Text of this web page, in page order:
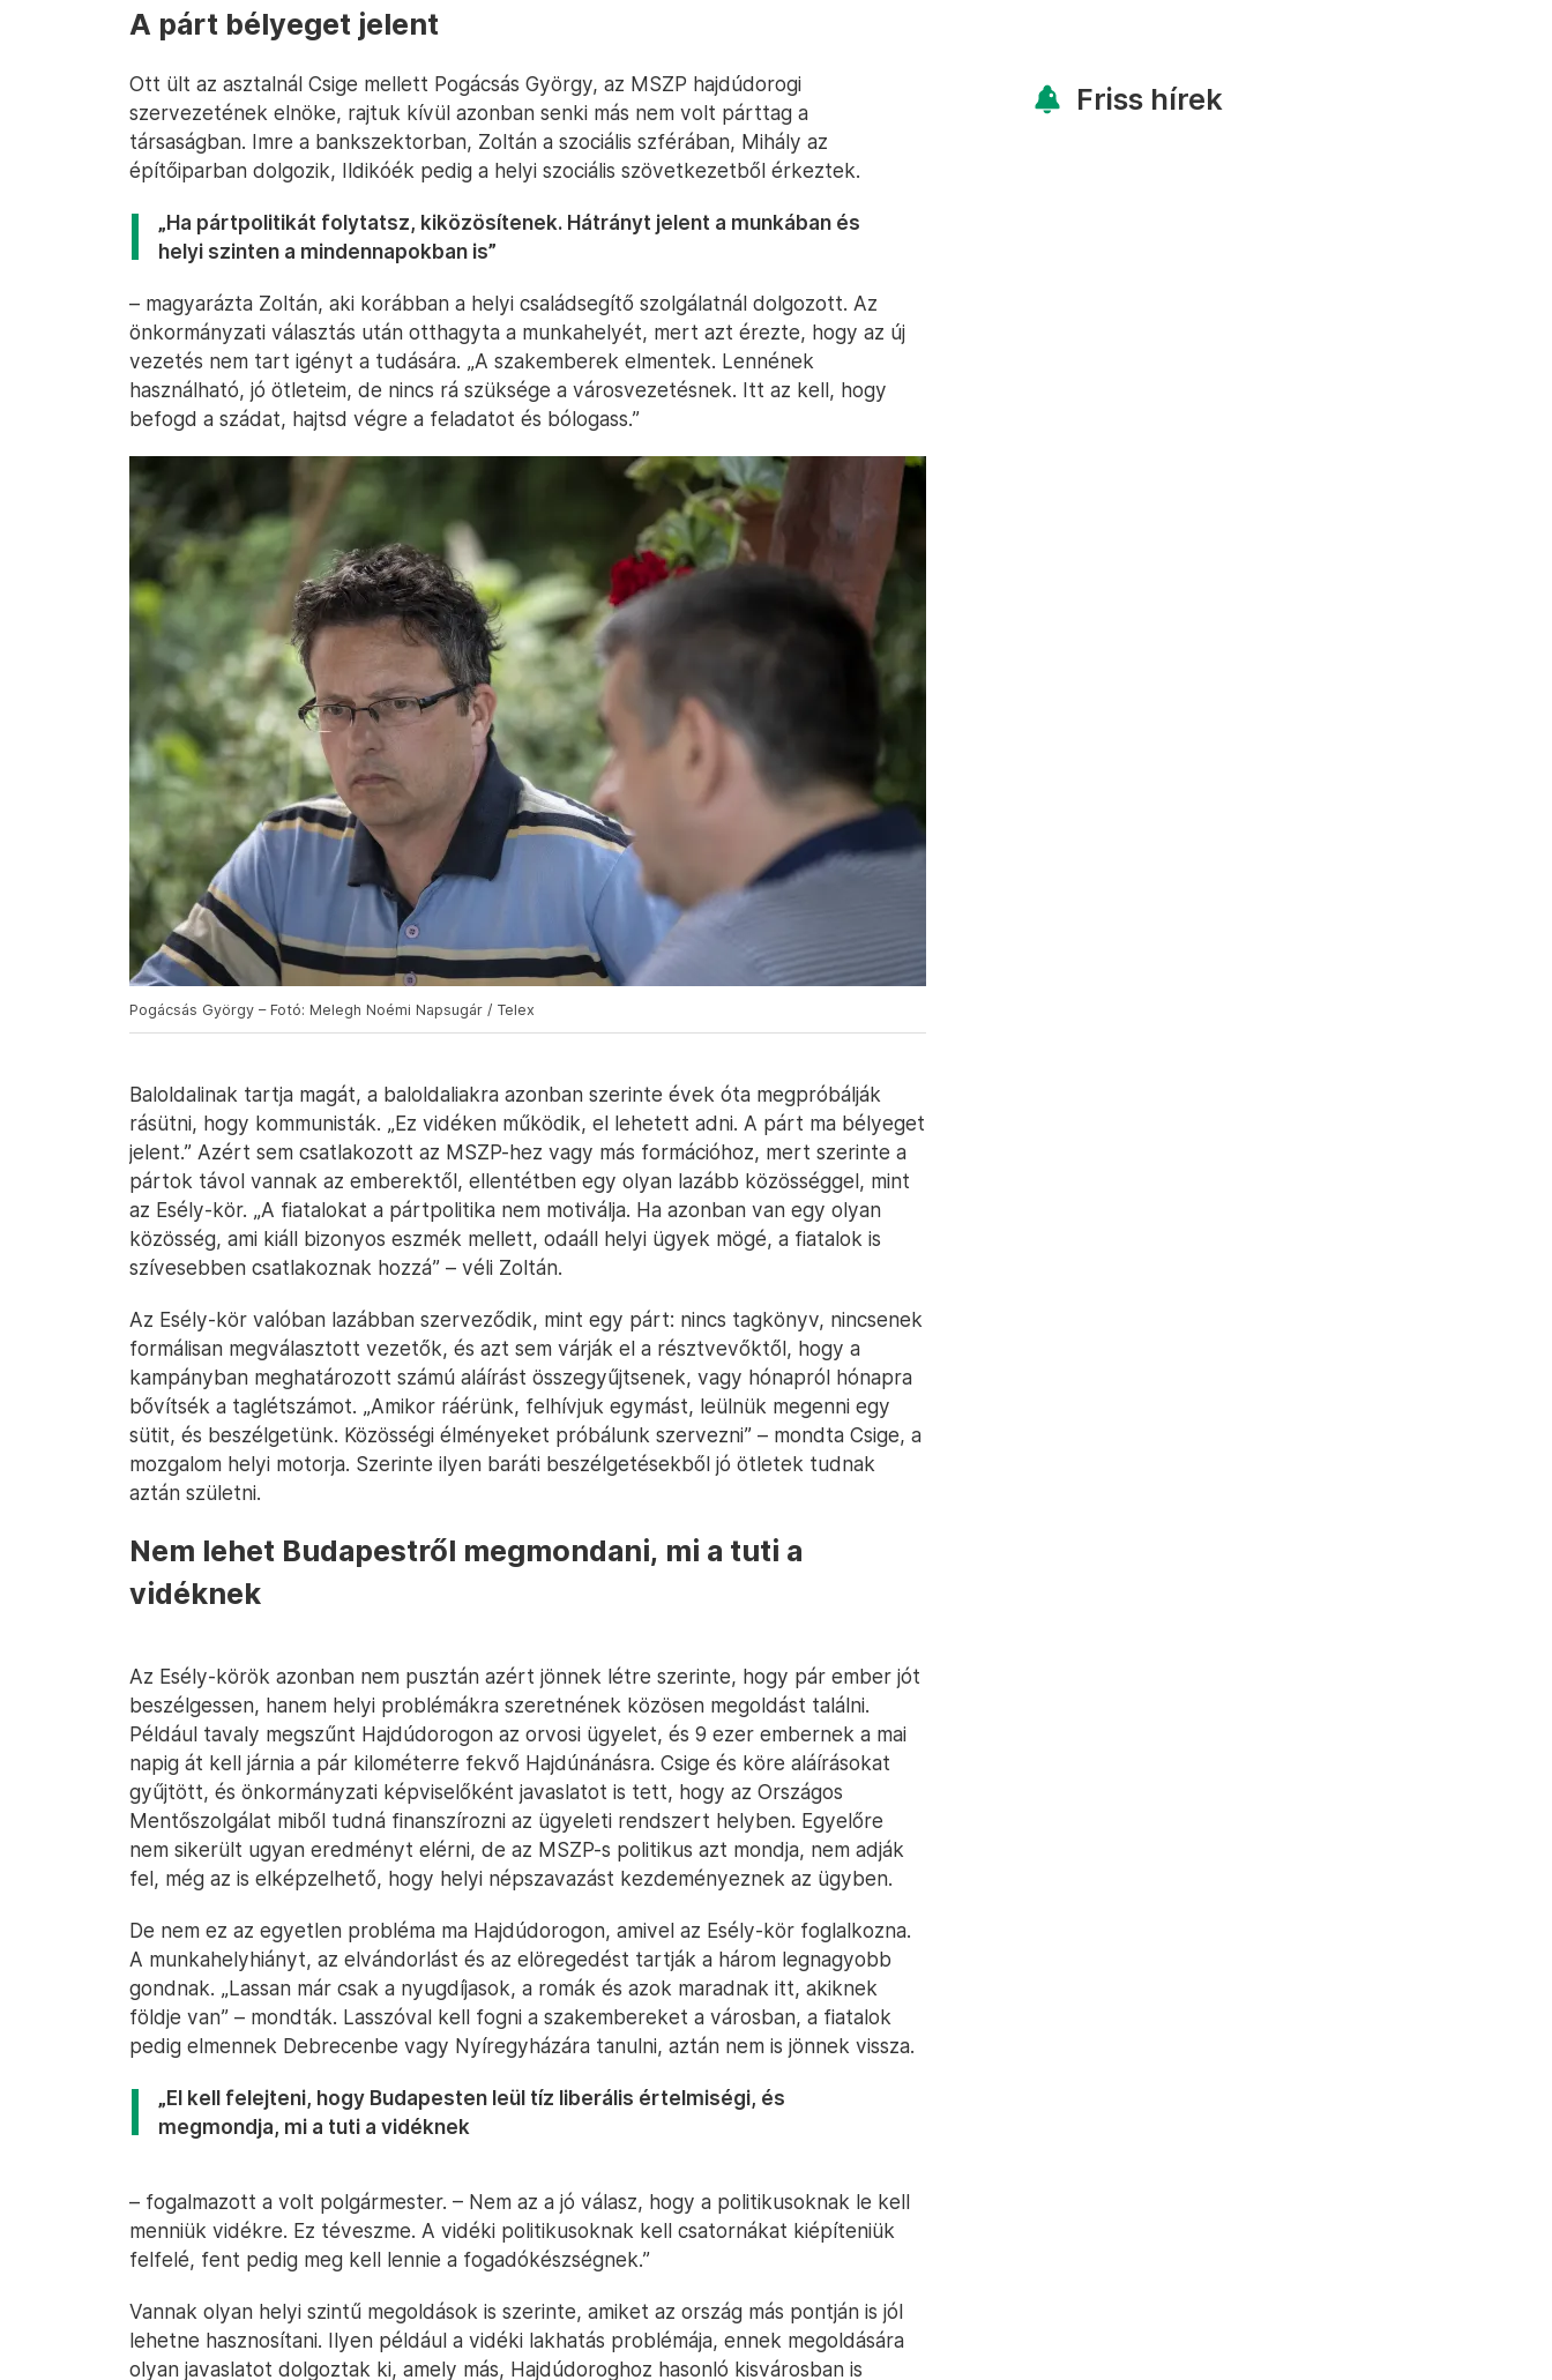
A párt bélyeget jelent
Ott ült az asztalnál Csige mellett Pogácsás György, az MSZP hajdúdorogi
szervezetének elnöke, rajtuk kívül azonban senki más nem volt párttag a
társaságban. Imre a bankszektorban, Zoltán a szociális szférában, Mihály az
építőiparban dolgozik, Ildikóék pedig a helyi szociális szövetkezetből érkeztek.
„Ha pártpolitikát folytatsz, kiközösítenek. Hátrányt jelent a munkában és
helyi szinten a mindennapokban is”
– magyarázta Zoltán, aki korábban a helyi családsegítő szolgálatnál dolgozott. Az
önkormányzati választás után otthagyta a munkahelyét, mert azt érezte, hogy az új
vezetés nem tart igényt a tudására. „A szakemberek elmentek. Lennének
használható, jó ötleteim, de nincs rá szüksége a városvezetésnek. Itt az kell, hogy
befogd a szádat, hajtsd végre a feladatot és bólogass.”
Pogácsás György – Fotó: Melegh Noémi Napsugár / Telex
Baloldalinak tartja magát, a baloldaliakra azonban szerinte évek óta megpróbálják
rásütni, hogy kommunisták. „Ez vidéken működik, el lehetett adni. A párt ma bélyeget
jelent.” Azért sem csatlakozott az MSZP-hez vagy más formációhoz, mert szerinte a
pártok távol vannak az emberektől, ellentétben egy olyan lazább közösséggel, mint
az Esély-kör. „A fiatalokat a pártpolitika nem motiválja. Ha azonban van egy olyan
közösség, ami kiáll bizonyos eszmék mellett, odaáll helyi ügyek mögé, a fiatalok is
szívesebben csatlakoznak hozzá” – véli Zoltán.
Az Esély-kör valóban lazábban szerveződik, mint egy párt: nincs tagkönyv, nincsenek
formálisan megválasztott vezetők, és azt sem várják el a résztvevőktől, hogy a
kampányban meghatározott számú aláírást összegyűjtsenek, vagy hónapról hónapra
bővítsék a taglétszámot. „Amikor ráérünk, felhívjuk egymást, leülnük megenni egy
sütit, és beszélgetünk. Közösségi élményeket próbálunk szervezni” – mondta Csige, a
mozgalom helyi motorja. Szerinte ilyen baráti beszélgetésekből jó ötletek tudnak
aztán születni.
Nem lehet Budapestről megmondani, mi a tuti a
vidéknek
Az Esély-körök azonban nem pusztán azért jönnek létre szerinte, hogy pár ember jót
beszélgessen, hanem helyi problémákra szeretnének közösen megoldást találni.
Például tavaly megszűnt Hajdúdorogon az orvosi ügyelet, és 9 ezer embernek a mai
napig át kell járnia a pár kilométerre fekvő Hajdúnánásra. Csige és köre aláírásokat
gyűjtött, és önkormányzati képviselőként javaslatot is tett, hogy az Országos
Mentőszolgálat miből tudná finanszírozni az ügyeleti rendszert helyben. Egyelőre
nem sikerült ugyan eredményt elérni, de az MSZP-s politikus azt mondja, nem adják
fel, még az is elképzelhető, hogy helyi népszavazást kezdeményeznek az ügyben.
De nem ez az egyetlen probléma ma Hajdúdorogon, amivel az Esély-kör foglalkozna.
A munkahelyhiányt, az elvándorlást és az elöregedést tartják a három legnagyobb
gondnak. „Lassan már csak a nyugdíjasok, a romák és azok maradnak itt, akiknek
földje van” – mondták. Lasszóval kell fogni a szakembereket a városban, a fiatalok
pedig elmennek Debrecenbe vagy Nyíregyházára tanulni, aztán nem is jönnek vissza.
„El kell felejteni, hogy Budapesten leül tíz liberális értelmiségi, és
megmondja, mi a tuti a vidéknek
– fogalmazott a volt polgármester. – Nem az a jó válasz, hogy a politikusoknak le kell
menniük vidékre. Ez téveszme. A vidéki politikusoknak kell csatornákat kiépíteniük
felfelé, fent pedig meg kell lennie a fogadókészségnek.”
Vannak olyan helyi szintű megoldások is szerinte, amiket az ország más pontján is jól
lehetne hasznosítani. Ilyen például a vidéki lakhatás problémája, ennek megoldására
olyan javaslatot dolgoztak ki, amely más, Hajdúdoroghoz hasonló kisvárosban is
Friss hírek